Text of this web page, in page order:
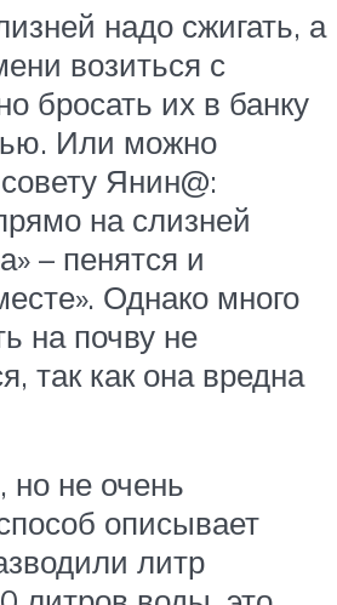
надо сжигать, а
возиться с
бросать их в банку
Или можно
Янин@:
на слизней
– пенятся и
Однако много
на почву не
так как она вредна
не очень
описывает
литр